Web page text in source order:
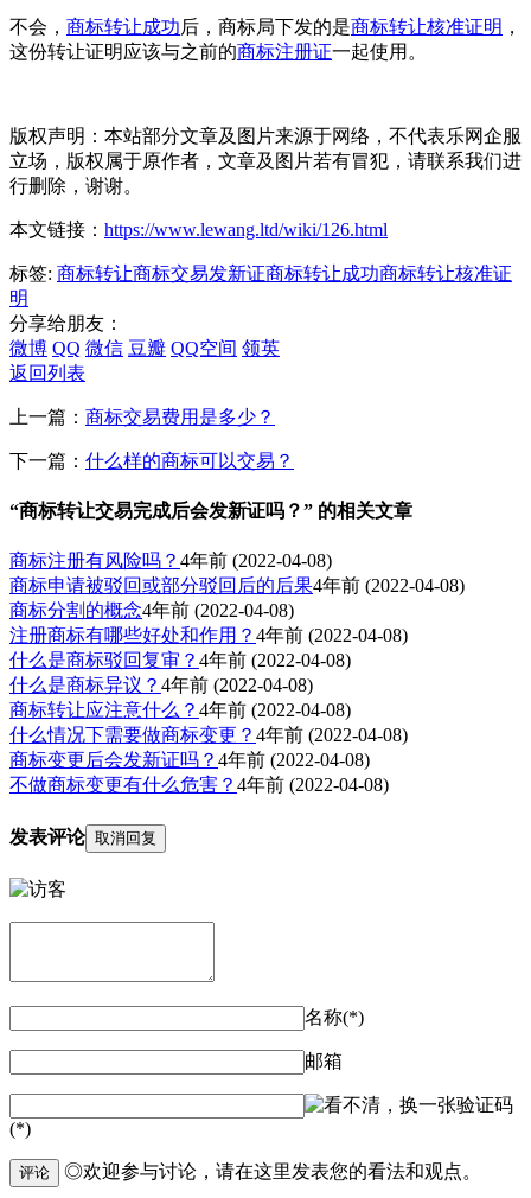
不会， 商标转让成功后，商标局下发的是商标转让核准证明 ，
这份转让证明应该与之前的商标注册证一起使用。
版权声明：本站部分文章及图片来源于网络，不代表乐网企服
立场，版权属于原作者，文章及图片若有冒犯，请联系我们进
行删除，谢谢。
本文链接： https://www.lewang.ltd/wiki/126.html
标签: 商标转让商标交易发新证商标转让成功商标转让核准证
明
分享给朋友：
微博 QQ 微信 豆瓣 QQ空间 领英
返回列表
上一篇： 商标交易费用是多少？
下一篇： 什么样的商标可以交易？
“商标转让交易完成后会发新证吗？” 的相关文章
商标注册有风险吗？ 4年前 (2022-04-08)
商标申请被驳回或部分驳回后的后果4年前 (2022-04-08)
商标分割的概念4年前 (2022-04-08)
注册商标有哪些好处和作用？ 4年前 (2022-04-08)
什么是商标驳回复审？ 4年前 (2022-04-08)
什么是商标异议？ 4年前 (2022-04-08)
商标转让应注意什么？ 4年前 (2022-04-08)
什么情况下需要做商标变更？ 4年前 (2022-04-08)
商标变更后会发新证吗？ 4年前 (2022-04-08)
不做商标变更有什么危害？ 4年前 (2022-04-08)
发表评论 取消回复
名称(*)
邮箱
验证码
(*)
评论 ◎欢迎参与讨论，请在这里发表您的看法和观点。